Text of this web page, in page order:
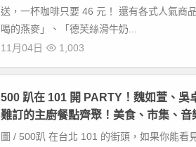
送，一杯咖啡只要 46 元！ 還有各式人氣商
喝的燕麥」、「德芙絲滑牛奶...
11月04日
1,003
500 趴在 101 開 PARTY！魏如萱、吳
難訂的主廚餐點齊聚！美食、市集、音
圖 / 500趴 在台北 101 的街頭，如果你能看